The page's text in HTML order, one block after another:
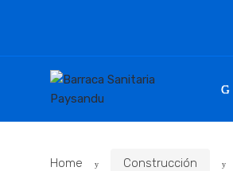
Home Construcción